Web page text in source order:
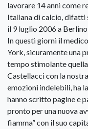
lavorare 14 anni come
Italiana di calcio, difatti
il 9 luglio 2006 a
In questi giorni il
York, sicuramente una
tempo stimolante
Castellacci con la
emozioni indelebili, ha
hanno scritto pagine e
pronto per una nuova
fiamma” con il suo